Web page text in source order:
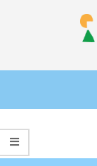
ART
CLASS
Primary
Menu